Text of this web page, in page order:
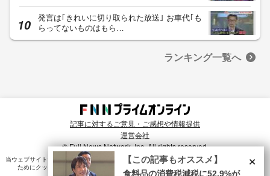
発言は｢きれいに切り取られた放送｣ お車代｢も
らってないものはもら…
ランキング一覧へ
記事に対するご意見・ご感想や情報提供
運営会社
© Fuji News Network, Inc. All rights reserved.
当ウェブサイトでは、ユーザのニーズ・興味・関⼼に合致したコンテンツや広告配信を提供する
ためにクッキーを使⽤しています。詳細は、
プライバシーポリシー をご確認ください。×
【この記事もオススメ】
食料品の消費税減税に52.9%が